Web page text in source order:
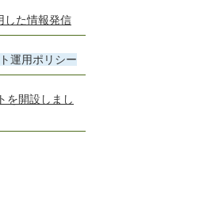
した情報発信
運用ポリシー
を開設しまし